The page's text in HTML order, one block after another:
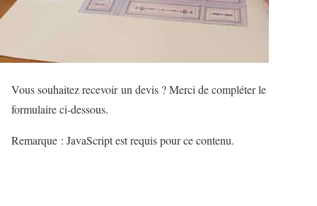
Vous souhaitez recevoir un devis ? Merci de compléter le
formulaire ci-dessous.
Remarque : JavaScript est requis pour ce contenu.